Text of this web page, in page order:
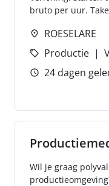
bruto per uur.
ROESELARE
Productie
24 dagen
Wil je graag